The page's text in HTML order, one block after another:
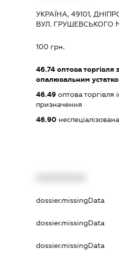
УКРАЇНА, 49101,
ВУЛ. ГРУШЕВСЬКОГО
100 грн.
46.74оптова торгівля
опалювальним
46.49оптова торгівля
призначення
46.90
dossier.missingData
dossier.missingData
dossier.missingData